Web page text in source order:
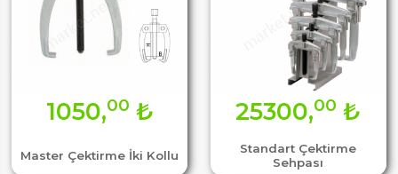
Master Çektirme İki Kollu
1050,00 ₺
Standart Çektirme
Sehpası
25300,00 ₺